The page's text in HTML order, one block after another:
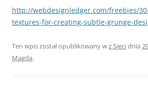
http://webdesignledger.com/freebies/
textures-for-creating-subtle-grunge-
Ten wpis został opublikowany wz Siecidnia
Magda.